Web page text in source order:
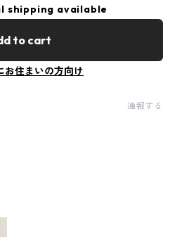
shipping available
to cart
お住まいの方向け
通報する